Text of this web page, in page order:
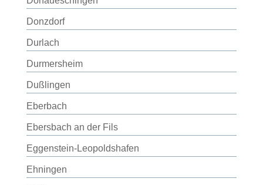
Donzdorf
Durlach
Durmersheim
Dußlingen
Eberbach
Ebersbach an der Fils
Eggenstein-Leopoldshafen
Ehningen